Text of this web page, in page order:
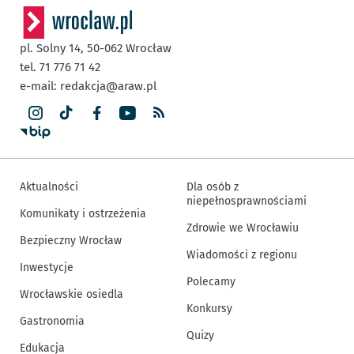
pl. Solny 14, 50-062 Wrocław
tel. 71 776 71 42
e-mail: redakcja@araw.pl
Aktualności
Komunikaty i ostrzeżenia
Bezpieczny Wrocław
Inwestycje
Wrocławskie osiedla
Gastronomia
Edukacja
Dla osób z
niepełnosprawnościami
Zdrowie we Wrocławiu
Wiadomości z regionu
Polecamy
Konkursy
Quizy